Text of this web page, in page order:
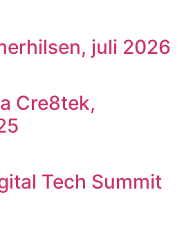
juli 2026
Cre8tek,
Tech Summit